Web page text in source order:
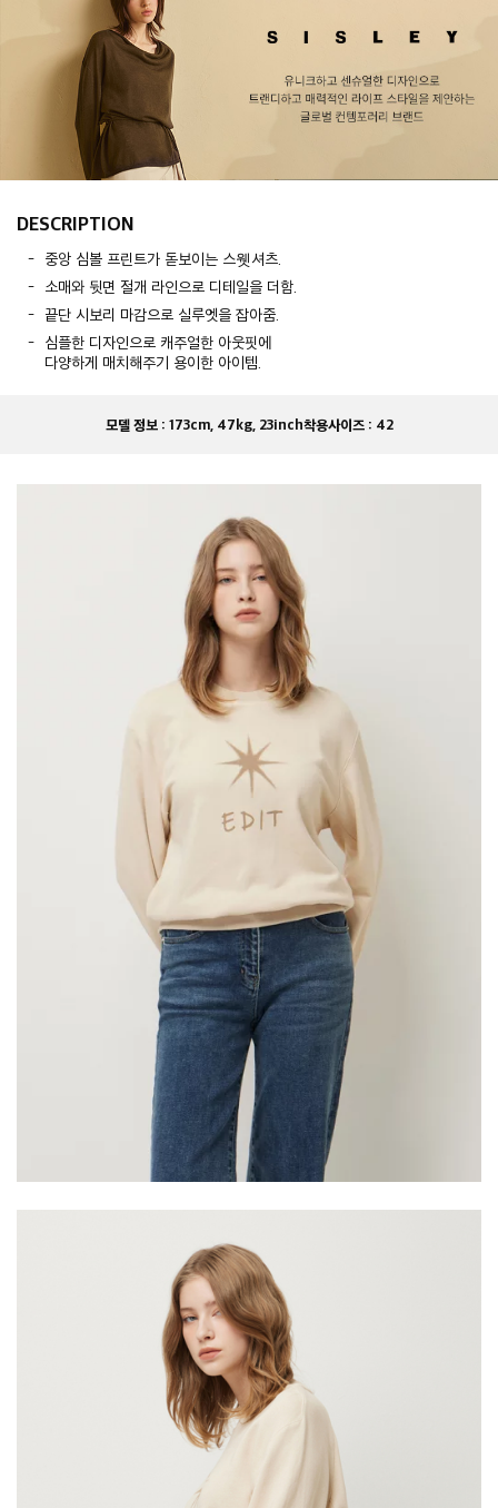
DESCRIPTION
중앙 심볼 프린트가 돋보이는 스웻셔츠.
소매와 뒷면 절개 라인으로 디테일을 더함.
끝단 시보리 마감으로 실루엣을 잡아줌.
심플한 디자인으로 캐주얼한 아웃핏에
다양하게 매치해주기 용이한 아이템.
모델 정보 : 173cm, 47kg, 23inch착용사이즈 : 42